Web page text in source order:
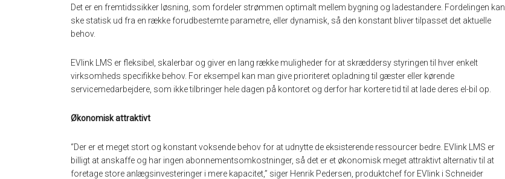
Det er en fremtidssikker løsning, som fordeler strømmen optimalt mellem bygning og ladestandere. Fordelingen kan
ske statisk ud fra en række forudbestemte parametre, eller dynamisk, så den konstant bliver tilpasset det aktuelle
behov.
EVlink LMS er fleksibel, skalerbar og giver en lang række muligheder for at skræddersy styringen til hver enkelt
virksomheds specifikke behov. For eksempel kan man give prioriteret opladning til gæster eller kørende
servicemedarbejdere, som ikke tilbringer hele dagen på kontoret og derfor har kortere tid til at lade deres el-bil op.
Økonomisk attraktivt
“Der er et meget stort og konstant voksende behov for at udnytte de eksisterende ressourcer bedre. EVlink LMS er
billigt at anskaffe og har ingen abonnementsomkostninger, så det er et økonomisk meget attraktivt alternativ til at
foretage store anlægsinvesteringer i mere kapacitet,” siger Henrik Pedersen, produktchef for EVlink i Schneider